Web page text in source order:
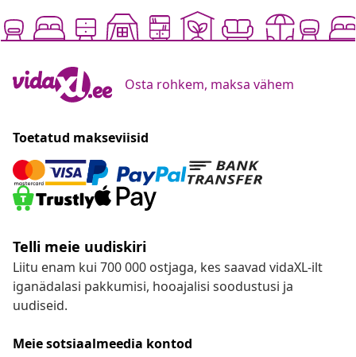
Osta rohkem, maksa vähem
Toetatud makseviisid
Telli meie uudiskiri
Liitu enam kui 700 000 ostjaga, kes saavad vidaXL-ilt
iganädalasi pakkumisi, hooajalisi soodustusi ja
uudiseid.
Meie sotsiaalmeedia kontod